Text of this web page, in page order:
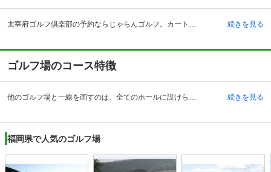
太宰府ゴルフ倶楽部の予約ならじゃらんゴルフ。カートの有無や利用税、キャンセル料、ナイター設備、駐車場などのコース情報はもちろん、口コミ、フォトギャラリーなどコースの難易度や攻略に役立つ情報充実、予約する度にポイントが貯まるのでお得にゴルフをお楽しみ頂けます。 福岡空港やJR福岡駅から高速道路を使って30分、また太宰府インターチェンジからも15分の立地は福岡市内からも近いという利点を持ちます。また昭和41年開場のコースはメンテナンスも良く、起伏に富んだホールが戦略性を求めながらも美しい景観を提供しています。クラブハウスは落ち着いた雰囲気でプレイヤーを迎え、レストランと続くラウンジではコースビューが楽しめます。ラウンド後に汗を流せる浴場もあり、男性用にはサウナも設置。空港へのアクセスが良いため、くつろぎの時間を削られることはありません。またコース内には趣のある茶店があり、ラウンド中の休憩も心地よく過ごせます。紅梅のアウト側、白梅のイン側茶店では、それぞれの梅花がかぐわしい香りとともに可憐な花が目を楽しませてくれます。 続きを見る
ゴルフ場のコース特徴
他のゴルフ場と一線を画すのは、全てのホールに設けられた万葉歌碑。学問の府・大宰府にふさわしく、1つ1つの歌もさることながら、アップダウンを生かしたフェアウェイのうねりが楽しくも戦略性を問うプレイを要求します。2番ホールは打ち下ろしのティショットですが、グリーンが中央より下がるブラインドとなるため、3打目の落ち所がキーポイントとなります。11番ホールは穏やかに見えるショートホールですが、グリーン手前での左下り斜面と右バンカーとなっています。確実にグリーンにオンしたいホールです。16番ホールは大きな池が行く手を阻む名物コース。左を狙ったティショットで打ち下ろしながら池を越えれば、グリーンの手前右側にある深いバンカーがミスショットを待ち構えています。 続きを見る
福岡県で人気のゴルフ場